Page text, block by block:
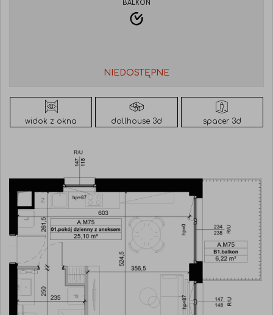
BALKON
NIEDOSTĘPNE
widok z okna dollhouse 3d spacer 3d